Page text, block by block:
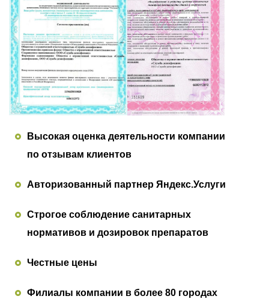
Высокая оценка деятельности компании
по отзывам клиентов
Авторизованный партнер Яндекс.Услуги
Строгое соблюдение санитарных
нормативов и дозировок препаратов
Честные цены
Филиалы компании в более 80 городах